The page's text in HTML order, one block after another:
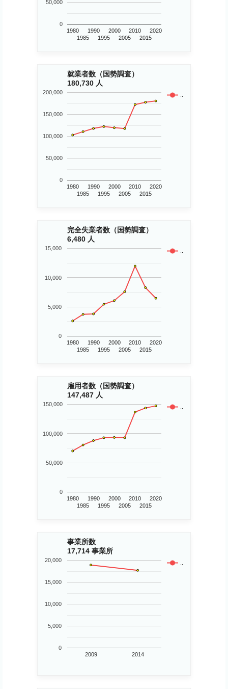
1980
1985
1990
1995
2000
2005
2010
2015
2020
0
50,000
就業者数（国勢調査）
180,730 人
..
1980
1985
1990
1995
2000
2005
2010
2015
2020
0
50,000
100,000
150,000
200,000
完全失業者数（国勢調査）
6,480 人
..
1980
1985
1990
1995
2000
2005
2010
2015
2020
0
5,000
10,000
15,000
雇用者数（国勢調査）
147,487 人
..
1980
1985
1990
1995
2000
2005
2010
2015
2020
0
50,000
100,000
150,000
事業所数
17,714 事業所
..
2009 2014
0
5,000
10,000
15,000
20,000